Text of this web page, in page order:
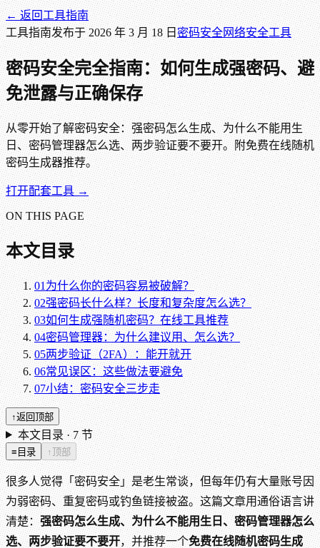
← 返回工具指南
工具指南发布于2026 年 3 月 18 日密码安全网络安全工具
密码安全完全指南：如何生成强密码、避
免泄露与正确保存
从零开始了解密码安全：强密码怎么生成、为什么不能用生
日、密码管理器怎么选、两步验证要不要开。附免费在线随机
密码生成器推荐。
打开配套工具 →
ON THIS PAGE
本文目录
01为什么你的密码容易被破解？
02强密码长什么样？长度和复杂度怎么选？
03如何生成强随机密码？在线工具推荐
04密码管理器：为什么建议用、怎么选？
05两步验证（2FA）：能开就开
06常见误区：这些做法要避免
07小结：密码安全三步走
↑返回顶部
本文目录 ·7节
≡ 目录 ↑顶部
很多人觉得「密码安全」是老生常谈，但每年仍有大量账号因
为弱密码、重复密码或钓鱼链接被盗。这篇文章用通俗语言讲
清楚：强密码怎么生成、为什么不能用生日、密码管理器怎么
选、两步验证要不要开，并推荐一个免费在线随机密码生成